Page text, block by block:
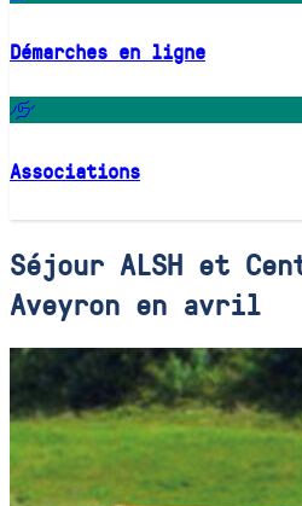
Démarches en ligne
Associations
Séjour ALSH et
Aveyron en avril